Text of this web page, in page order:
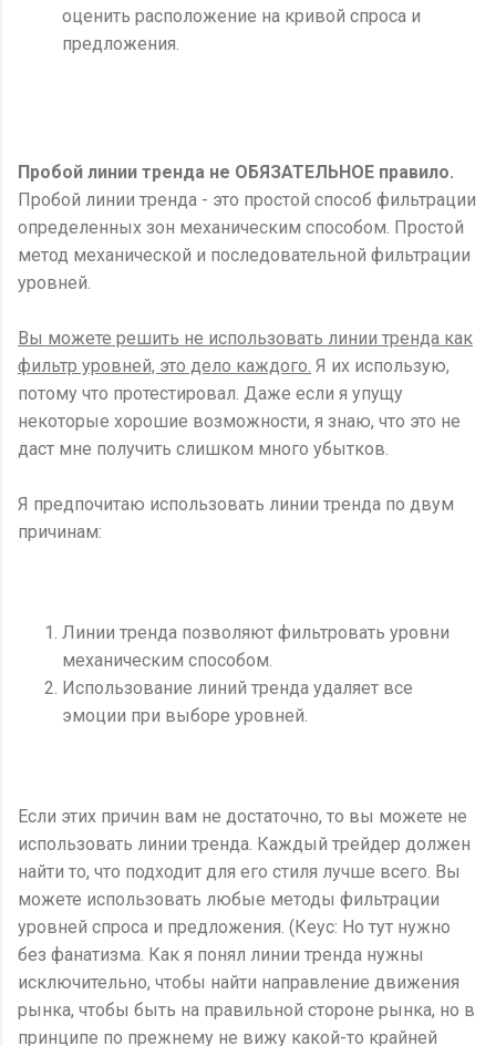
оценить расположение на кривой спроса и
предложения.
Пробой линии тренда не ОБЯЗАТЕЛЬНОЕ правило.
Пробой линии тренда - это простой способ фильтрации
определенных зон механическим способом. Простой
метод механической и последовательной фильтрации
уровней.
Вы можете решить не использовать линии тренда как
фильтр уровней, это дело каждого. Я их использую,
потому что протестировал. Даже если я упущу
некоторые хорошие возможности, я знаю, что это не
даст мне получить слишком много убытков.
Я предпочитаю использовать линии тренда по двум
причинам:
Линии тренда позволяют фильтровать уровни
механическим способом.
Использование линий тренда удаляет все
эмоции при выборе уровней.
Если этих причин вам не достаточно, то вы можете не
использовать линии тренда. Каждый трейдер должен
найти то, что подходит для его стиля лучше всего. Вы
можете использовать любые методы фильтрации
уровней спроса и предложения. (Кеус: Но тут нужно
без фанатизма. Как я понял линии тренда нужны
исключительно, чтобы найти направление движения
рынка, чтобы быть на правильной стороне рынка, но в
принципе по прежнему не вижу какой-то крайней